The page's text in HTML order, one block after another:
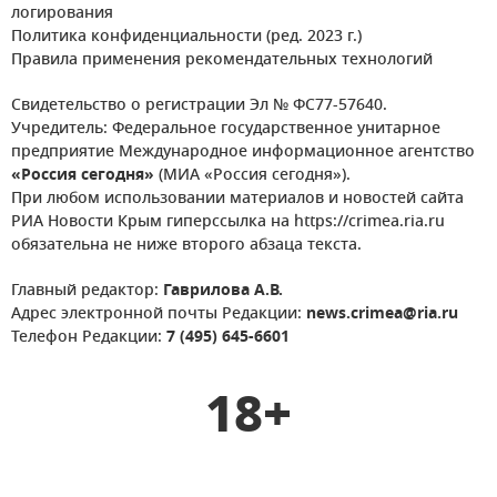
логирования
Политика конфиденциальности (ред. 2023 г.)
Правила применения рекомендательных технологий
Свидетельство о регистрации Эл № ФС77-57640.
Учредитель: Федеральное государственное унитарное
предприятие Международное информационное агентство
«Россия сегодня» (МИА «Россия сегодня»).
При любом использовании материалов и новостей сайта
РИА Новости Крым гиперссылка на https://crimea.ria.ru
обязательна не ниже второго абзаца текста.
Главный редактор: Гаврилова А.В.
Адрес электронной почты Редакции: news.crimea@ria.ru
Телефон Редакции: 7 (495) 645-6601
18+